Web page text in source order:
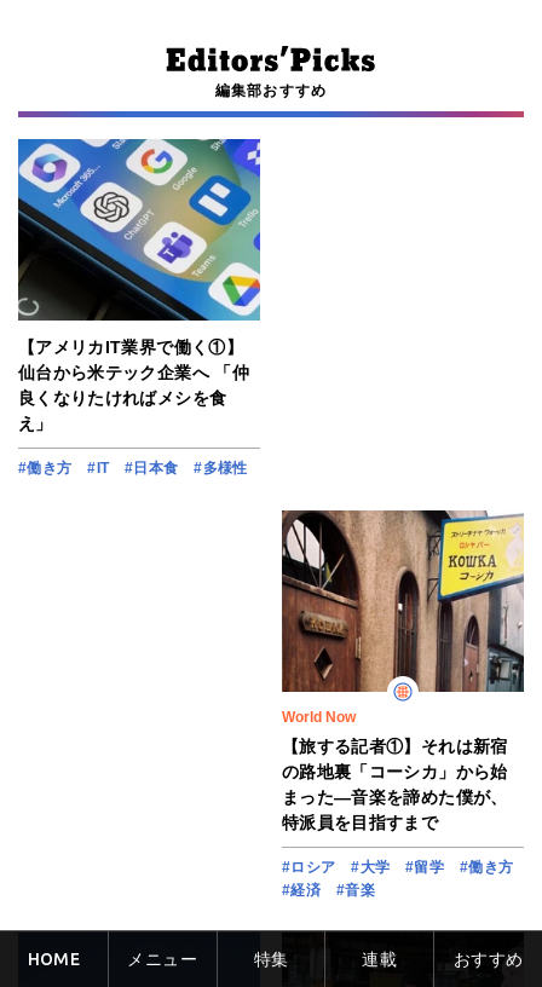
編集部おすすめ
【アメリカIT業界で働く①】
仙台から米テック企業へ 「仲
良くなりたければメシを食
え」
#働き方 #IT #日本食 #多様性
World Now
【旅する記者①】それは新宿
の路地裏「コーシカ」から始
まった―音楽を諦めた僕が、
特派員を目指すまで
#ロシア #大学 #留学
#働き方
#経済
#音楽
HOME メニュー 特集 連載 おすすめ